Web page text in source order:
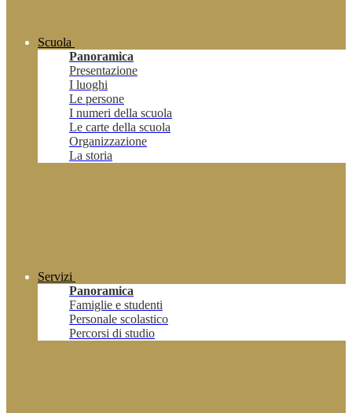
Scuola
Panoramica
Presentazione
I luoghi
Le persone
I numeri della scuola
Le carte della scuola
Organizzazione
La storia
Servizi
Panoramica
Famiglie e studenti
Personale scolastico
Percorsi di studio